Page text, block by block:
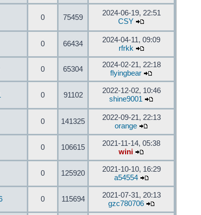
0 75459
2024-06-19, 22:51
CSY
0 66434
2024-04-11, 09:09
rfrkk
0 65304
2024-02-21, 22:18
flyingbear
0 91102
2022-12-02, 10:46
shine9001
0 141325
2022-09-21, 22:13
orange
0 106615
2021-11-14, 05:38
wini
0 125920
2021-10-10, 16:29
a54554
0 115694
2021-07-31, 20:13
gzc780706